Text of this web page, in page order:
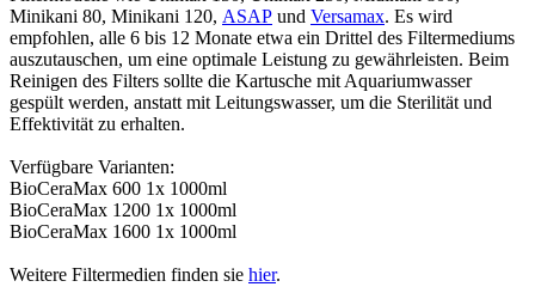
Minikani 80, Minikani 120, ASAP und Versamax. Es wird
empfohlen, alle 6 bis 12 Monate etwa ein Drittel des Filtermediums
auszutauschen, um eine optimale Leistung zu gewährleisten. Beim
Reinigen des Filters sollte die Kartusche mit Aquariumwasser
gespült werden, anstatt mit Leitungswasser, um die Sterilität und
Effektivität zu erhalten.
Verfügbare Varianten:
BioCeraMax 600 1x 1000ml
BioCeraMax 1200 1x 1000ml
BioCeraMax 1600 1x 1000ml
Weitere Filtermedien finden sie hier.